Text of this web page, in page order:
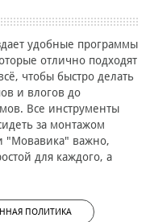
удобные программы
отлично подходят
чтобы быстро делать
и влогов до
Все инструменты
за монтажом
"Мовавика" важно,
для каждого, а
ПОЛИТИКА